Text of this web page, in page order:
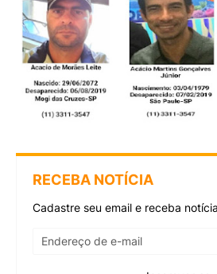
RECEBA NOTÍCIA
Cadastre seu email e receba